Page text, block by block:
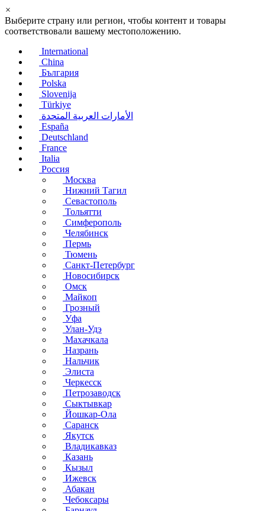
×
Выберите страну или регион, чтобы контент и товары
соответствовали вашему местоположению.
International
China
България
Polska
Slovenija
Türkiye
الأمارات العربية المتحدة
España
Deutschland
France
Italia
Россия
Москва
Нижний Тагил
Севастополь
Тольятти
Симферополь
Челябинск
Пермь
Тюмень
Санкт-Петербург
Новосибирск
Омск
Майкоп
Грозный
Уфа
Улан-Удэ
Махачкала
Назрань
Нальчик
Элиста
Черкесск
Петрозаводск
Сыктывкар
Йошкар-Ола
Саранск
Якутск
Владикавказ
Казань
Кызыл
Ижевск
Абакан
Чебоксары